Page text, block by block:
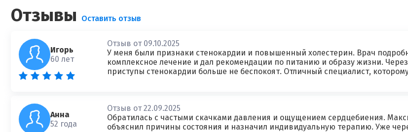
Отзывы Оставить отзыв
Игорь
60 лет
Отзыв от 09.10.2025
У меня были признаки стенокардии и повышенный холестерин. Врач
комплексное лечение и дал рекомендации по питанию и образу жизни.
приступы стенокардии больше не беспокоят. Отличный специалист,
Анна
52 года
Отзыв от 22.09.2025
Обратилась с частыми скачками давления и ощущением сердцебиения.
объяснил причины состояния и назначил индивидуальную терапию. Уже